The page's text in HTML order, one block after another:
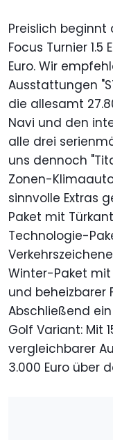
Preislich
Focus Turnier 1.5
Euro. Wir
Ausstattungen
die allesamt
Navi und den
alle drei
uns dennoch
Zonen-
sinnvolle Extras
Paket mit
Technologie-
Winter-Paket mit
und beheizbarer
Abschließend
Golf Variant: Mit
vergleichbarer
3.000 Euro über